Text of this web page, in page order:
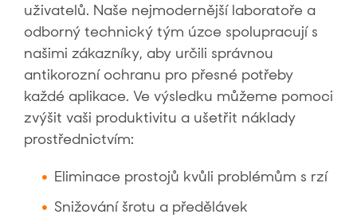
uživatelů. Naše nejmodernější laboratoře a
odborný technický tým úzce spolupracují s
našimi zákazníky, aby určili správnou
antikorozní ochranu pro přesné potřeby
každé aplikace. Ve výsledku můžeme pomoci
zvýšit vaši produktivitu a ušetřit náklady
prostřednictvím:
Eliminace prostojů kvůli problémům s rzí
Snižování šrotu a předělávek